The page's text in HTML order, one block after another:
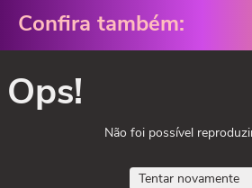
Confira também:
Ops!
Não foi possível
Tentar novamente